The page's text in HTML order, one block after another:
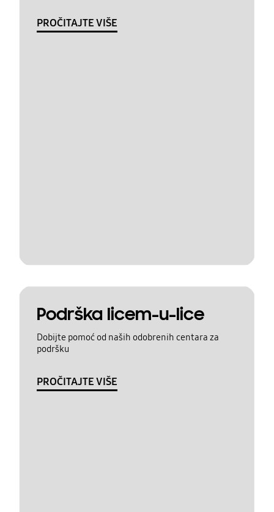
PROČITAJTE VIŠE
Podrška licem-u-lice
Dobijte pomoć od naših odobrenih centara za
podršku
PROČITAJTE VIŠE